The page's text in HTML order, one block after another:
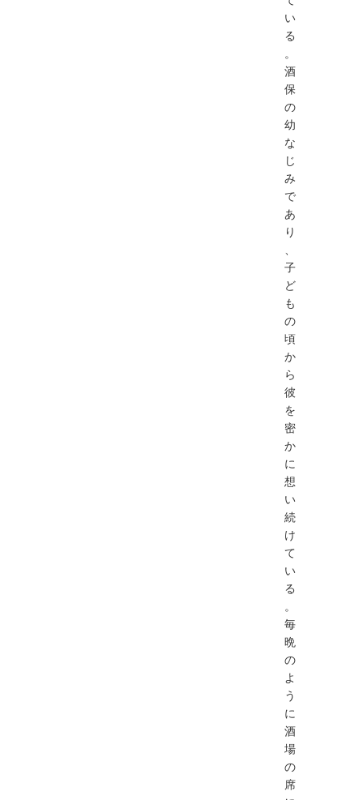
い
る
。
酒
保
の
幼
な
じ
み
で
あ
り
子
ど
も
の
頃
か
ら
彼
を
密
か
に
想
い
続
け
て
い
る
。
毎
晩
の
よ
う
に
酒
場
の
席